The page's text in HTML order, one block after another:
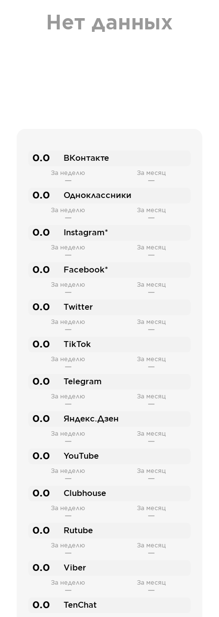
Нет данных
0.0 ВКонтакте
За неделю
—
За месяц
—
0.0 Одноклассники
За неделю
—
За месяц
—
0.0 Instagram*
За неделю
—
За месяц
—
0.0 Facebook*
За неделю
—
За месяц
—
0.0 Twitter
За неделю
—
За месяц
—
0.0 TikTok
За неделю
—
За месяц
—
0.0 Telegram
За неделю
—
За месяц
—
0.0 Яндекс.Дзен
За неделю
—
За месяц
—
0.0 YouTube
За неделю
—
За месяц
—
0.0 Clubhouse
За неделю
—
За месяц
—
0.0 Rutube
За неделю
—
За месяц
—
0.0 Viber
За неделю
—
За месяц
—
0.0 TenChat